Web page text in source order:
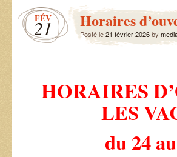
FÉV
21 Horaires
Posté le21 février 2026by
HORAIRES
LES
du 24